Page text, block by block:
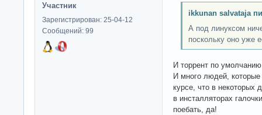
Участник
Зарегистрирован: 25-04-12
Сообщений: 99
ikkunan salvataja
А под линуксом
поскольку оно уже
И торрент по
И много людей,
курсе, что в некоторых
в инсталляторах
поебать, да!